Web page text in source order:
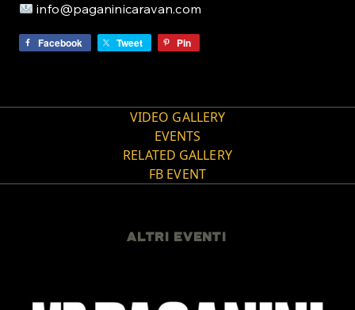
info@paganinicaravan.com
Facebook Tweet Pin
VIDEO GALLERY
EVENTS
RELATED GALLERY
FB EVENT
ALTRI EVENTI